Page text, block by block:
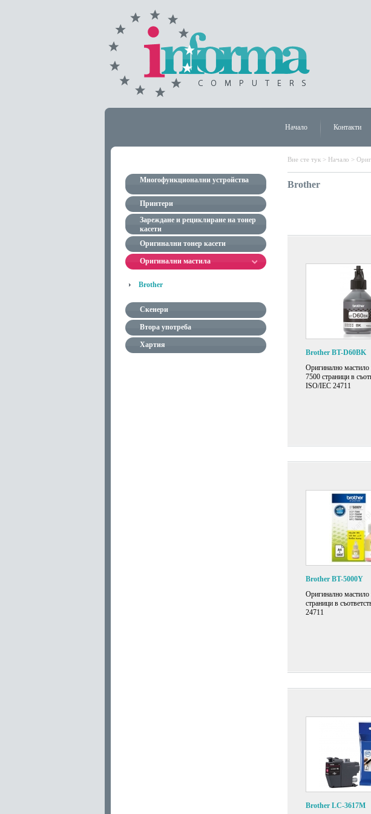
Начало Контакти
Многофункционални устройства
Принтери
Зареждане и рециклиране на тонер
касети
Оригинални тонер касети
Оригинални мастила
Brother
Скенери
Втора употреба
Хартия
Вие сте тук > Начало >
Brother
Brother BT-D60BK
Оригиналнo мастилo
7500 страници в
ISO/IEC 24711
Brother BT-5000Y
Оригиналнo мастилo
страници в
24711
Brother LC-3617M